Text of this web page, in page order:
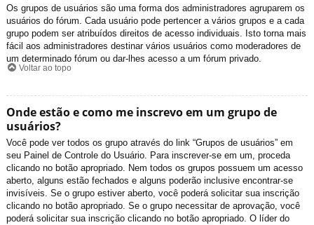
Os grupos de usuários são uma forma dos administradores agruparem os
usuários do fórum. Cada usuário pode pertencer a vários grupos e a cada
grupo podem ser atribuídos direitos de acesso individuais. Isto torna mais
fácil aos administradores destinar vários usuários como moderadores de
um determinado fórum ou dar-lhes acesso a um fórum privado.
Voltar ao topo
Onde estão e como me inscrevo em um grupo de
usuários?
Você pode ver todos os grupo através do link “Grupos de usuários” em
seu Painel de Controle do Usuário. Para inscrever-se em um, proceda
clicando no botão apropriado. Nem todos os grupos possuem um acesso
aberto, alguns estão fechados e alguns poderão inclusive encontrar-se
invisíveis. Se o grupo estiver aberto, você poderá solicitar sua inscrição
clicando no botão apropriado. Se o grupo necessitar de aprovação, você
poderá solicitar sua inscrição clicando no botão apropriado. O líder do